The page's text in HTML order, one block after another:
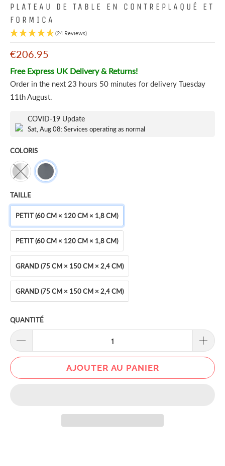
PLATEAU DE TABLE EN CONTREPLAQUÉ ET
FORMICA
(24 Reviews)
€206.95
Free Express UK Delivery & Returns!
Order in the next 23 hours 50 minutes for delivery Tuesday
11th August.
COVID-19 Update
Sat, Aug 08: Services operating as normal
COLORIS
TAILLE
PETIT (60 CM × 120 CM × 1,8 CM)
PETIT (60 CM × 120 CM × 1,8 CM)
GRAND (75 CM × 150 CM × 2,4 CM)
GRAND (75 CM × 150 CM × 2,4 CM)
QUANTITÉ
AJOUTER AU PANIER